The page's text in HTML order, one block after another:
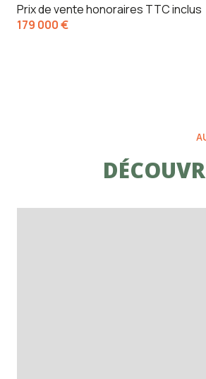
pièce à aménager
Prix de vente honoraires TTC inclus
179 000 €